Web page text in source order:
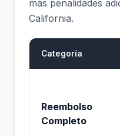
más penalidades
California.
Categoría
Reembolso
Completo